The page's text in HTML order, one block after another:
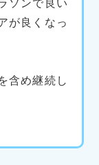
ソンで良い
が良くなっ
含め継続し